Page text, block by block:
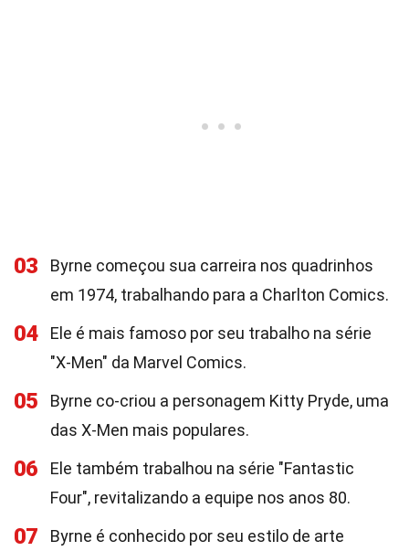
03
Byrne começou sua carreira nos quadrinhos
em 1974, trabalhando para a Charlton Comics.
04
Ele é mais famoso por seu trabalho na série
"X-Men" da Marvel Comics.
05
Byrne co-criou a personagem Kitty Pryde, uma
das X-Men mais populares.
06
Ele também trabalhou na série "Fantastic
Four", revitalizando a equipe nos anos 80.
07
Byrne é conhecido por seu estilo de arte